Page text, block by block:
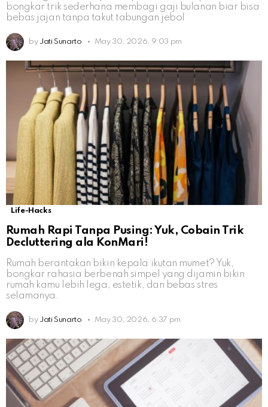
bongkar trik sederhana membagi gaji bulanan biar bisa
bebas jajan tanpa takut tabungan jebol
by Jati Sunarto May 30, 2026, 9:03 pm
Life-Hacks
Rumah Rapi Tanpa Pusing: Yuk, Cobain Trik
Decluttering ala KonMari!
Rumah berantakan bikin kepala ikutan mumet? Yuk,
bongkar rahasia berbenah simpel yang dijamin bikin
rumah kamu lebih lega, estetik, dan bebas stres
selamanya.
by Jati Sunarto May 30, 2026, 6:37 pm